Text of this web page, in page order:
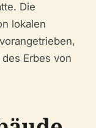
Die
lokalen
Erbes von